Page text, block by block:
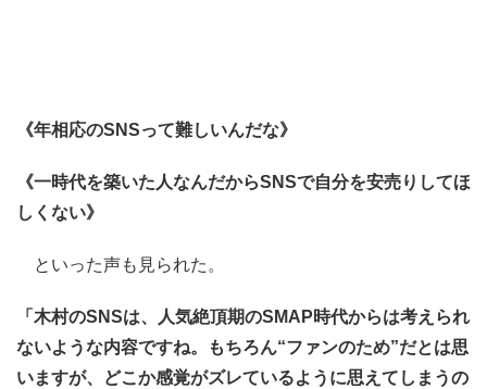
《年相応のSNSって難しいんだな》
《一時代を築いた人なんだからSNSで自分を安売りしてほ
しくない》
といった声も見られた。
「木村のSNSは、人気絶頂期のSMAP時代からは考えられ
ないような内容ですね。もちろん“ファンのため”だとは思
いますが、どこか感覚がズレているように思えてしまうの